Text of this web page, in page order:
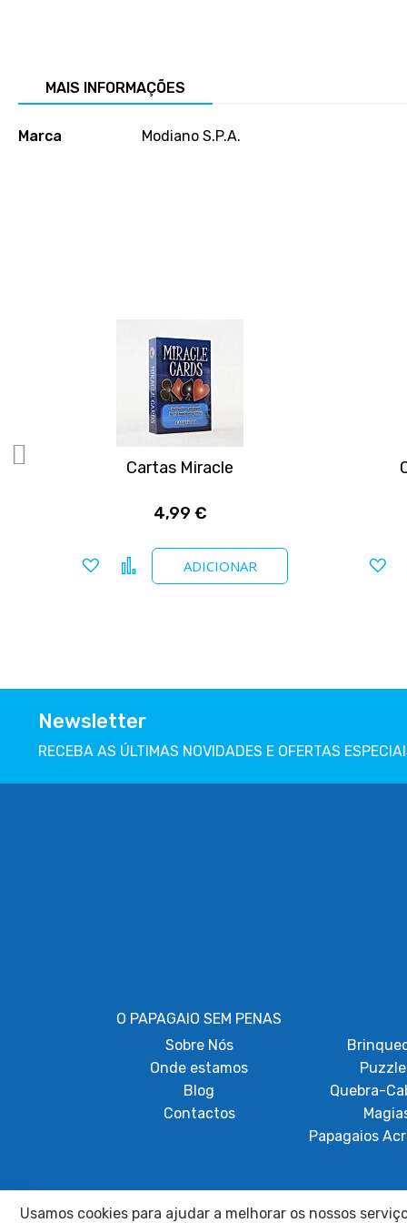
de
MAIS INFORMAÇÕES
Mais
Marca Modiano S.P.A.
Cartas Miracle
4,99 €
ADICIONAR
Adicionar a favoritos
Comparar
Newsletter
RECEBA AS ÚLTIMAS NOVIDADES E OFERTAS
O PAPAGAIO SEM PENAS
Sobre Nós
Onde estamos
Blog
Contactos
Quebra-
Papagaios
Usamos cookies para ajudar a melhorar os nossos